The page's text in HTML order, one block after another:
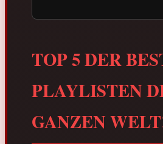
TOP 5 DER
PLAYLISTEN
GANZEN